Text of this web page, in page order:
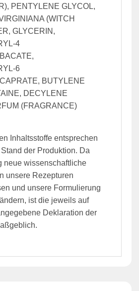
PENTYLENE GLYCOL,
(WITCH
GLYCERIN,
4
6
BUTYLENE
DECYLENE
(FRAGRANCE)
Inhaltsstoffe entsprechen
der Produktion. Da
neue wissenschaftliche
unsere Rezepturen
und unsere Formulierung
ist die jeweils auf
Deklaration der